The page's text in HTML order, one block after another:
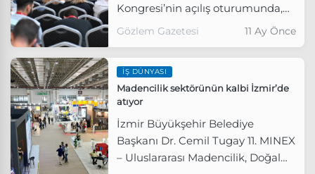
Kongresi’nin açılış oturumunda,
ekonomist ve gazeteci Meliha
Madenciliğini Geliştirme Vakfı
Başkan Yardımcısı Ali Emiroğlu
bir araya geldi.
Gözlem Gazetesi 11 Ay Önce
İŞ DÜNYASI
Madencilik sektörünün kalbi İzmir’de
atıyor
İzmir Büyükşehir Belediye
Başkanı Dr. Cemil Tugay 11. MINEX
– Uluslararası Madencilik, Doğal